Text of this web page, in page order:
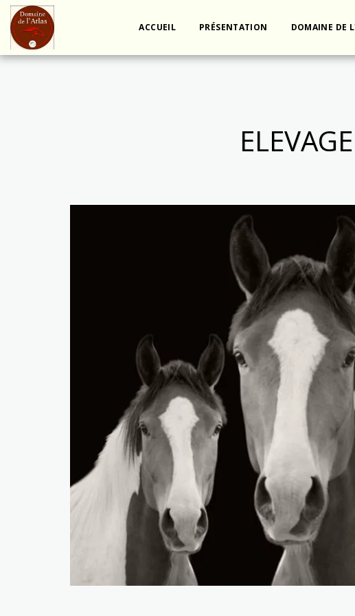
ACCUEIL PRÉSENTATION DOMAINE DE